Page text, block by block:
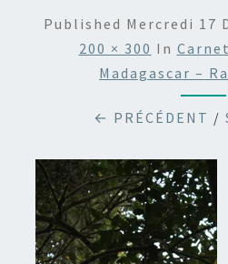
Published Mercredi 17
200 × 300 In
Madagascar –
← PRÉCÉDENT /